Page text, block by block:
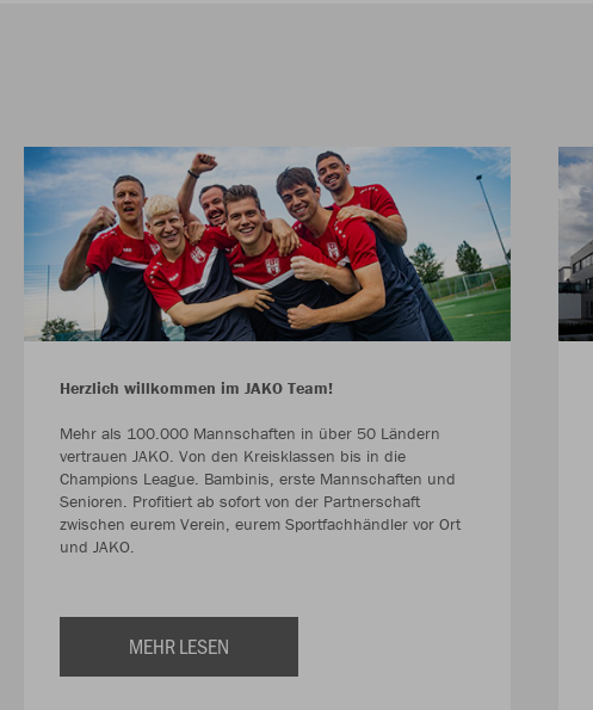
Herzlich willkommen im JAKO Team!
Mehr als 100.000 Mannschaften in über 50 Ländern
vertrauen JAKO. Von den Kreisklassen bis in die
Champions League. Bambinis, erste Mannschaften und
Senioren. Profitiert ab sofort von der Partnerschaft
zwischen eurem Verein, eurem Sportfachhändler vor Ort
und JAKO.
MEHR LESEN